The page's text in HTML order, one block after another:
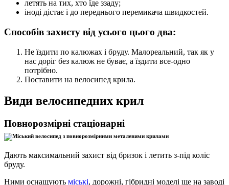
летять на тих, хто їде ззаду;
іноді дістає і до переднього перемикача швидкостей.
Способів захисту від усього цього два:
Не їздити по калюжах і бруду. Малореальний, так як у
нас доріг без калюж не буває, а їздити все-одно
потрібно.
Поставити на велосипед крила.
Види велосипедних крил
Повнорозмірні стаціонарні
Дають максимальний захист від бризок і летить з-під коліс
бруду.
Ними оснащують міські, дорожні, гібридні моделі ще на заводі